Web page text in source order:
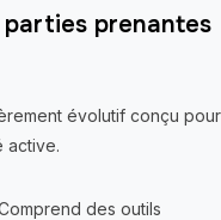
prenantes
évolutif conçu pour
active.
des outils